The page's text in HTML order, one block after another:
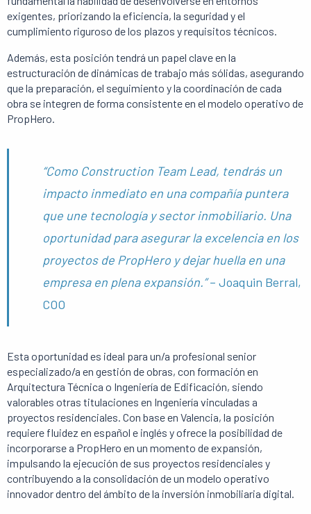
exigentes, priorizando la eficiencia, la seguridad y el
cumplimiento riguroso de los plazos y requisitos técnicos.
Además, esta posición tendrá un papel clave en la
estructuración de dinámicas de trabajo más sólidas, asegurando
que la preparación, el seguimiento y la coordinación de cada
obra se integren de forma consistente en el modelo operativo de
PropHero.
“Como Construction Team Lead, tendrás un
impacto inmediato en una compañía puntera
que une tecnología y sector inmobiliario. Una
oportunidad para asegurar la excelencia en los
proyectos de PropHero y dejar huella en una
empresa en plena expansión.”– Joaquin Berral,
COO
Esta oportunidad es ideal para un/a profesional senior
especializado/a en gestión de obras, con formación en
Arquitectura Técnica o Ingeniería de Edificación, siendo
valorables otras titulaciones en Ingeniería vinculadas a
proyectos residenciales. Con base en Valencia, la posición
requiere fluidez en español e inglés y ofrece la posibilidad de
incorporarse a PropHero en un momento de expansión,
impulsando la ejecución de sus proyectos residenciales y
contribuyendo a la consolidación de un modelo operativo
innovador dentro del ámbito de la inversión inmobiliaria digital.